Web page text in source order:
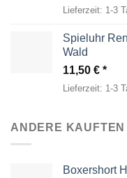
Lieferzeit: 1-3
Spieluhr
Wald
11,50 €
Lieferzeit: 1-3
ANDERE KAUFTEN
Boxershort